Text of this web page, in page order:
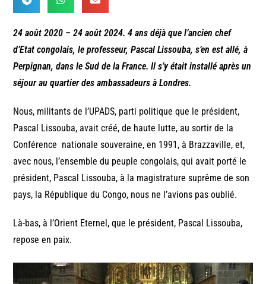
24 août 2020 – 24 août 2024. 4 ans déjà que l’ancien chef
d’Etat congolais, le professeur, Pascal Lissouba, s’en est allé, à
Perpignan, dans le Sud de la France. Il s’y était installé après un
séjour au quartier des ambassadeurs à Londres.
Nous, militants de l’UPADS, parti politique que le président,
Pascal Lissouba, avait créé, de haute lutte, au sortir de la
Conférence nationale souveraine, en 1991, à Brazzaville, et,
avec nous, l’ensemble du peuple congolais, qui avait porté le
président, Pascal Lissouba, à la magistrature suprême de son
pays, la République du Congo, nous ne l’avions pas oublié.
Là-bas, à l’Orient Eternel, que le président, Pascal Lissouba,
repose en paix.